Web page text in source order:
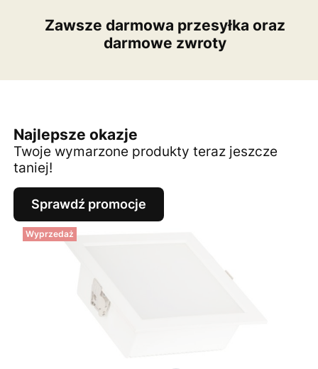
Zawsze darmowa przesyłka oraz
darmowe zwroty
Najlepsze okazje
Twoje wymarzone produkty teraz jeszcze
taniej!
Sprawdź promocje
Wyprzedaż